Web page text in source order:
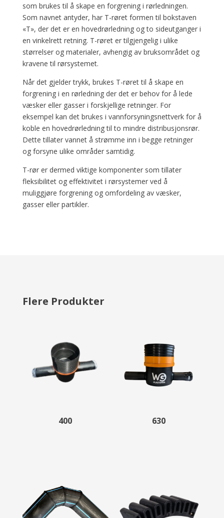
som brukes til å skape en forgrening i rørledningen.
Som navnet antyder, har T-røret formen til bokstaven
«T», der det er en hovedrørledning og to sideutganger i
en vinkelrett retning. T-røret er tilgjengelig i ulike
størrelser og materialer, avhengig av bruksområdet og
kravene til rørsystemet.
Når det gjelder trykk, brukes T-røret til å skape en
forgrening i en rørledning der det er behov for å lede
væsker eller gasser i forskjellige retninger. For
eksempel kan det brukes i vannforsyningsnettverk for å
koble en hovedrørledning til to mindre distribusjonsrør.
Dette tillater vannet å strømme inn i begge retninger
og forsyne ulike områder samtidig.
T-rør er dermed viktige komponenter som tillater
fleksibilitet og effektivitet i rørsystemer ved å
muliggjøre forgrening og omfordeling av væsker,
gasser eller partikler.
Flere Produkter
400 630